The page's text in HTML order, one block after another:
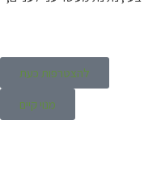
להצטרפות כעת
מנוי קיים